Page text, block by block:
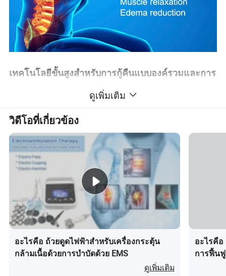
เทคโนโลยีขั้นสูงสำหรับการกู้คืนแบบองค์รวมและการ
อุปกรณ์บำบัดโรคด้วย TECAR อันล้ำสมัยของเราได้ผสานรวมความถี่
สองแบบ (448kHz และ 20kHz) เพื่อก่อให้เกิดผลด้านการบำบัดที่ไม่มี
นวัตกรรมด้านพลังงาน ออกแบบมาสำหรับคลินิกและศูนย์สุขภาพมือ
อาชีพระบบนี้สามารถตอบสนองความต้องการด้านกล้ามเนื้อและ
กระดูกและร่างกายได้อย่างหลากหลายรวมถึงความต้องการด้านการ
ฟื้นฟูสุขภาพ
กลไกและคุณประโยชน์ของความถี่คู่
1 ความถี่ 48kHz: การฟื้นฟูเซลลูลาร์และการเปิดใช้งานเมตาโบลิค
คาปาซิทีฟโดยใช้การทำงานที่ความถี่ 448kHz ที่พิสูจน์ได้ด้วยผล
ทางการแพทย์ ( ซึ่งเป็นที่รู้จักกันว่าเป็น " ความถี่ทอง " สำหรับความ
เข้ากันได้ของเนื้อเยื่อมนุษย์ ) โดยจะเลือกมุ่งเป้าไปที่เลเยอร์พื้นผิว (
ดูเพิ่มเติม
วิดีโอที่เกี่ยวข้อง
อะไรคือ ถ้วยดูดไฟฟ้าสำหรับเครื่องกระตุ้น
กล้ามเนื้อด้วยการบำบัดด้วย EMS
ดูเพิ่มเติม
อะไรคื
การฟื้น